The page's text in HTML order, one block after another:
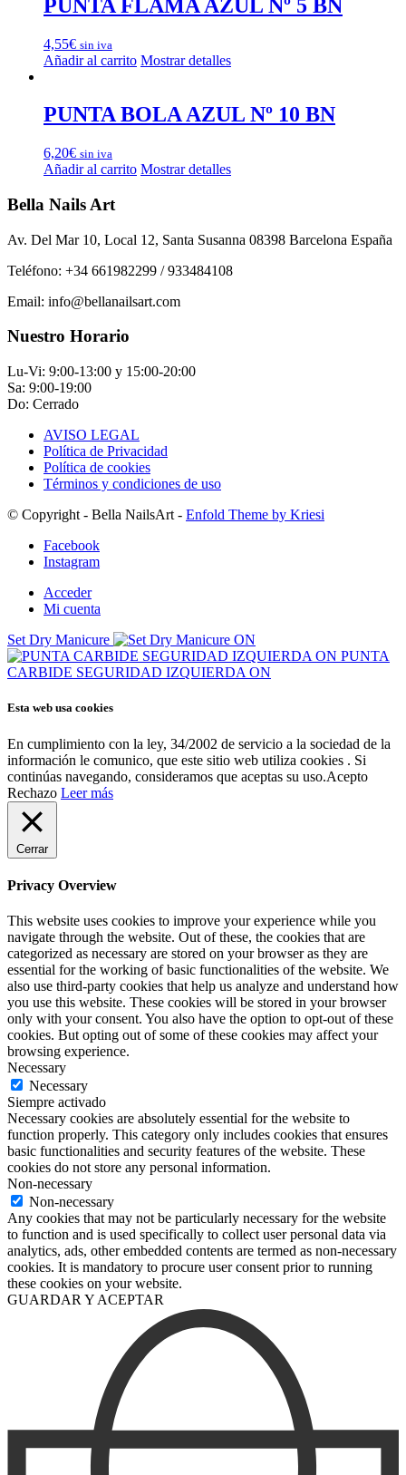
PUNTA FLAMA AZUL Nº 5 BN
4,55€ sin iva
Añadir al carrito Mostrar detalles
PUNTA BOLA AZUL Nº 10 BN
6,20€ sin iva
Añadir al carrito Mostrar detalles
Bella Nails Art
Av. Del Mar 10, Local 12, Santa Susanna 08398 Barcelona España
Teléfono: +34 661982299 / 933484108
Email: info@bellanailsart.com
Nuestro Horario
Lu-Vi: 9:00-13:00 y 15:00-20:00
Sa: 9:00-19:00
Do: Cerrado
AVISO LEGAL
Política de Privacidad
Política de cookies
Términos y condiciones de uso
© Copyright - Bella NailsArt - Enfold Theme by Kriesi
Facebook
Instagram
Acceder
Mi cuenta
Set Dry Manicure
PUNTA
CARBIDE SEGURIDAD IZQUIERDA ON
Esta web usa cookies
En cumplimiento con la ley, 34/2002 de servicio a la sociedad de la
información le comunico, que este sitio web utiliza cookies . Si
continúas navegando, consideramos que aceptas su uso.Acepto
Rechazo Leer más
Cerrar
Privacy Overview
This website uses cookies to improve your experience while you
navigate through the website. Out of these, the cookies that are
categorized as necessary are stored on your browser as they are
essential for the working of basic functionalities of the website. We
also use third-party cookies that help us analyze and understand how
you use this website. These cookies will be stored in your browser
only with your consent. You also have the option to opt-out of these
cookies. But opting out of some of these cookies may affect your
browsing experience.
Necessary
Necessary
Siempre activado
Necessary cookies are absolutely essential for the website to
function properly. This category only includes cookies that ensures
basic functionalities and security features of the website. These
cookies do not store any personal information.
Non-necessary
Non-necessary
Any cookies that may not be particularly necessary for the website
to function and is used specifically to collect user personal data via
analytics, ads, other embedded contents are termed as non-necessary
cookies. It is mandatory to procure user consent prior to running
these cookies on your website.
GUARDAR Y ACEPTAR